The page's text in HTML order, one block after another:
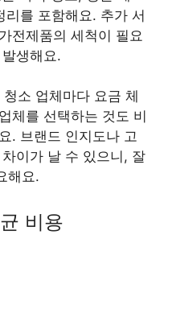
리를 포함해요. 추가 서
전제품의 세척이 필요
생해요.
청소 업체마다 요금 체
체를 선택하는 것도 비
. 브랜드 인지도나 고
이가 날 수 있으니, 잘
해요.
비용